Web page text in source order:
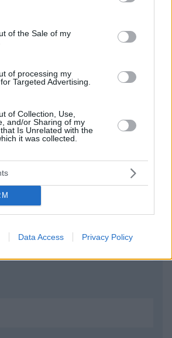
to Google and its third-party tags to
specified purposes in below Google
of the Sale of my
of processing my
Targeted Advertising.
of Collection, Use,
and/or Sharing of my
Is Unrelated with the
it was collected.
Data Access Privacy Policy
Απλά ο Ταγίπ είναι πιο
του ΝΑΤΟ θα βλέπουν την
να προελαύνει εκ τον
στην πολιτική ορθότητα (που
το Κατάρ).
ΠΕΡΙΣΣΟΤΕΡΩΝ ΣΧΟΛΙΩΝ
ΣΧΟΛΙΟΥ